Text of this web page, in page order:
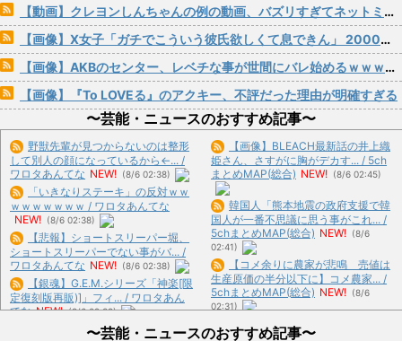
【動画】クレヨンしんちゃんの例の動画、バズリすぎてネットミームと化すｗｗｗｗ
【画像】X女子「ガチでこういう彼氏欲しくて息できん」 2000万バズ
【画像】AKBのセンター、レベチな事が世間にバレ始めるｗｗｗｗｗｗｗ
【画像】『To LOVEる』のアクキー、不評だった理由が明確すぎる
〜芸能・ニュースのおすすめ記事〜
野獣先輩が見つからないのは整形
して別人の顔になっているから←... /
ワロタあんてな NEW! (8/6 02:38)
「いきなりステーキ」の反対ｗｗ
ｗｗｗｗｗｗｗ / ワロタあんてな
NEW! (8/6 02:38)
【悲報】ショートスリーパー堀、
ショートスリーパーでない事がバ... /
ワロタあんてな NEW! (8/6 02:38)
【銀魂】G.E.M.シリーズ「神楽[限
定復刻版再販)]」フィ... / ワロタあん
てな NEW! (8/6 02:38)
【緊急】爆美女「すみません。砲
【画像】BLEACH最新話の井上織
姫さん、さすがに胸がデカす... / 5ch
まとめMAP(総合) NEW! (8/6 02:45)
韓国人「熊本地震の政府支援で韓
国人が一番不思議に思う事がこれ... /
5chまとめMAP(総合) NEW! (8/6
02:41)
【コメ余りに農家が悲鳴 売値は
生産原価の半分以下に】コメ農家... /
5chまとめMAP(総合) NEW! (8/6
02:31)
【芸能】後藤真希、自虐あいさつ
「40歳おばさん」東京アイドル... /
〜芸能・ニュースのおすすめ記事〜